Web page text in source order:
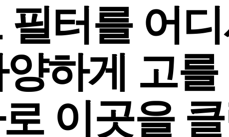
필터를 어
하게 고
이곳을